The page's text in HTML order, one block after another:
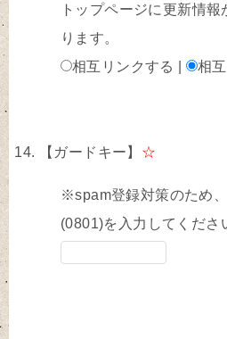
トップページに更新情
ります。
相互リンクする |
相
【ガードキー】 ☆
※spam登録対策のため
(0801)を入力してくださ